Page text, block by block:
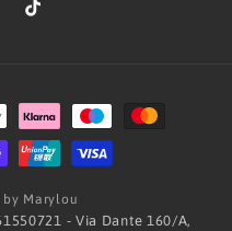
TikTok
by Marylou
- Via Dante 160/A,